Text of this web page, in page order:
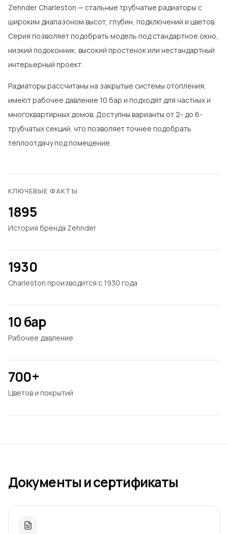
Zehnder Charleston — стальные трубчатые радиаторы с
широким диапазоном высот, глубин, подключений и цветов.
Серия позволяет подобрать модель под стандартное окно,
низкий подоконник, высокий простенок или нестандартный
интерьерный проект.
Радиаторы рассчитаны на закрытые системы отопления,
имеют рабочее давление 10 бар и подходят для частных и
многоквартирных домов. Доступны варианты от 2- до 6-
трубчатых секций, что позволяет точнее подобрать
теплоотдачу под помещение.
КЛЮЧЕВЫЕ ФАКТЫ
1895
История бренда Zehnder
1930
Charleston производится с 1930 года
10 бар
Рабочее давление
700+
Цветов и покрытий
Документы и сертификаты